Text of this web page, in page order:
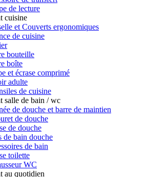
de lecture
cuisine
et Couverts ergonomiques
de cuisine
bouteille
boîte
et écrase comprimé
adulte
de cuisine
salle de bain / wc
de douche et barre de maintien
de douche
de douche
de bain douche
de bain
toilette
WC
au quotidien